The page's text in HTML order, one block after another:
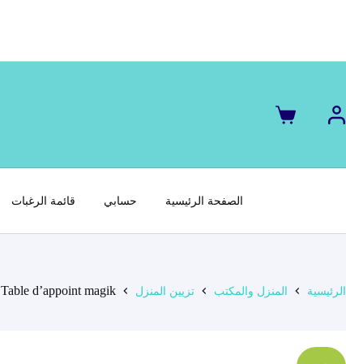
عربة
الصفحة الرئيسية حسابي قائمة الرغبات
الرئيسية المنزل والمكتب تزيين المنزل Table d’appoint magik